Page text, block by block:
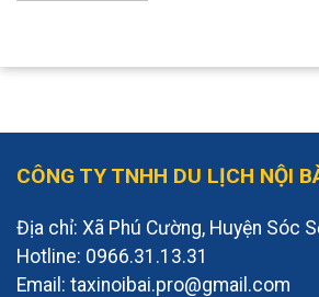
CÔNG TY TNHH DU LỊCH NỘI
Địa chỉ: Xã Phú Cường, Huyện Sóc
Hotline: 0966.31.13.31
Email: taxinoibai.pro@gmail.com